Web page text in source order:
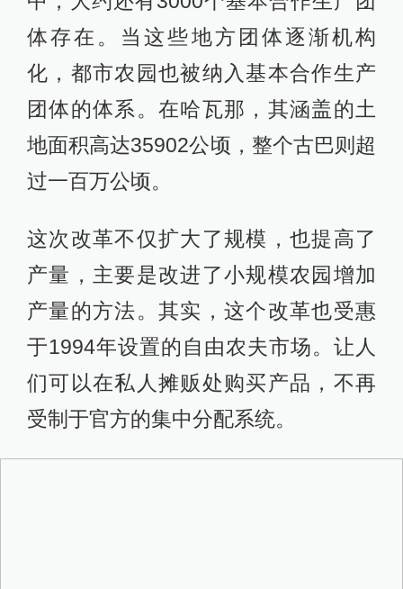
体存在。当这些地方团体逐渐机构
化，都市农园也被纳入基本合作生产
团体的体系。在哈瓦那，其涵盖的土
地面积高达35902公顷，整个古巴则超
过一百万公顷。
这次改革不仅扩大了规模，也提高了
产量，主要是改进了小规模农园增加
产量的方法。其实，这个改革也受惠
于1994年设置的自由农夫市场。让人
们可以在私人摊贩处购买产品，不再
受制于官方的集中分配系统。